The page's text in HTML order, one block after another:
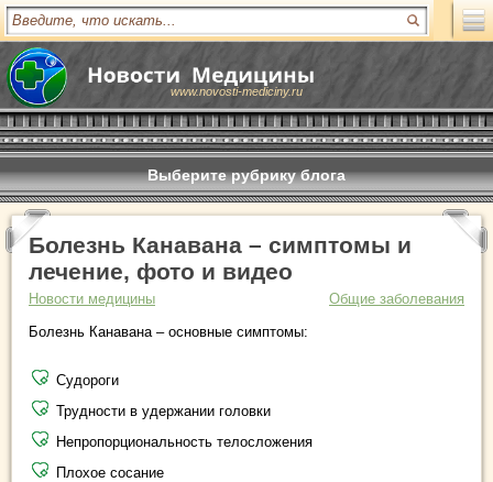
www.novosti-mediciny.ru
Выберите рубрику блога
Болезнь Канавана – симптомы и
лечение, фото и видео
Новости медицины
Общие заболевания
Болезнь Канавана – основные симптомы:
Судороги
Трудности в удержании головки
Непропорциональность телосложения
Плохое сосание